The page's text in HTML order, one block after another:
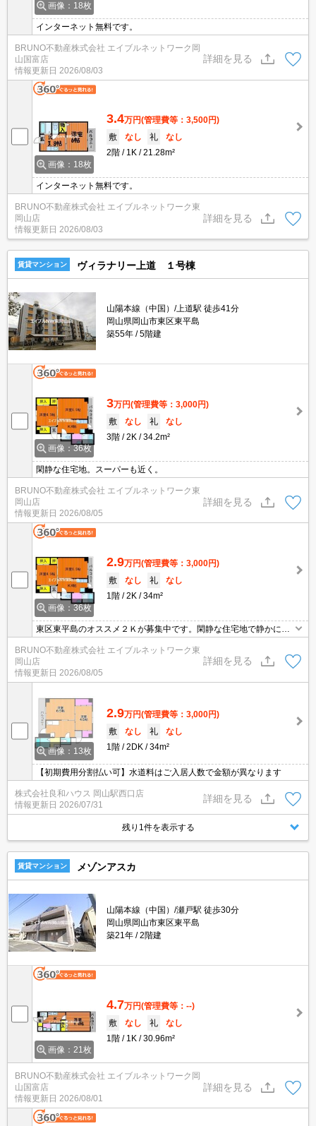
画像：18枚
インターネット無料です。
BRUNO不動産株式会社 エイブルネットワーク岡
山国富店
情報更新日 2026/08/03
詳細を見る
画像：18枚
3.4万円(管理費等：3,500円)
敷
なし 礼
なし
2階
1K 21.28m²
インターネット無料です。
BRUNO不動産株式会社 エイブルネットワーク東
岡山店
情報更新日 2026/08/03
詳細を見る
賃貸マンション ヴィラナリー上道 １号棟
山陽本線（中国）/上道駅 徒歩41分
岡山県岡山市東区東平島
築55年
5階建
画像：36枚
3万円(管理費等：3,000円)
敷
なし 礼
なし
3階
2K 34.2m²
閑静な住宅地。スーパーも近く。
BRUNO不動産株式会社 エイブルネットワーク東
岡山店
情報更新日 2026/08/05
詳細を見る
画像：36枚
2.9万円(管理費等：3,000円)
敷
なし 礼
なし
1階
2K 34m²
東区東平島のオススメ２Ｋが募集中です。閑静な住宅地で静かに生
活できそう。
BRUNO不動産株式会社 エイブルネットワーク東
岡山店
情報更新日 2026/08/05
詳細を見る
画像：13枚
2.9万円(管理費等：3,000円)
敷
なし 礼
なし
1階
2DK 34m²
【初期費用分割払い可】水道料はご入居人数で金額が異なります
株式会社良和ハウス 岡山駅西口店
情報更新日 2026/07/31
詳細を見る
残り1件を表示する
賃貸マンション メゾンアスカ
山陽本線（中国）/瀬戸駅 徒歩30分
岡山県岡山市東区東平島
築21年
2階建
画像：21枚
4.7万円(管理費等：--)
敷
なし 礼
なし
1階
1K 30.96m²
BRUNO不動産株式会社 エイブルネットワーク岡
山国富店
情報更新日 2026/08/01
詳細を見る